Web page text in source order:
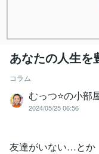
あなたの人生を
コラム
むっつ⭐の小部
2024/05/25 06:56
友達がいない…とか